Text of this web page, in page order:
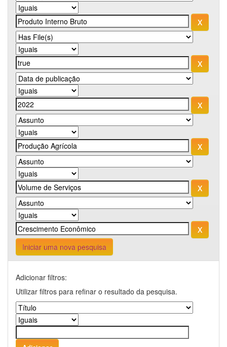
Iniciar uma nova pesquisa
Adicionar filtros:
Utilizar filtros para refinar o resultado da pesquisa.